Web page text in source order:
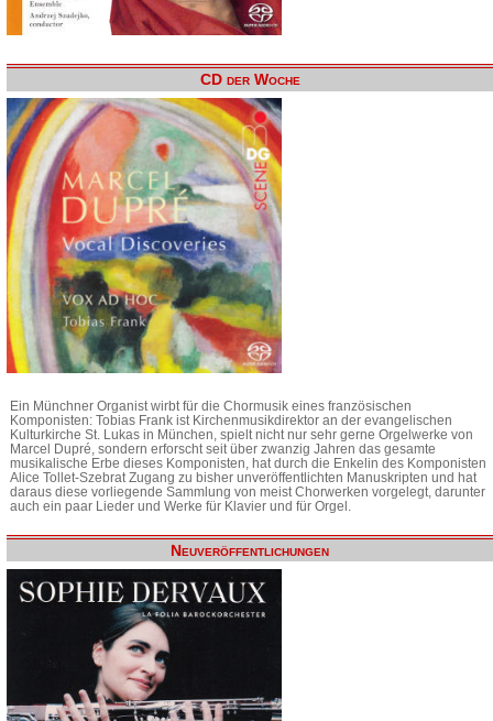
CD der Woche
Ein Münchner Organist wirbt für die Chormusik eines französischen
Komponisten: Tobias Frank ist Kirchenmusikdirektor an der evangelischen
Kulturkirche St. Lukas in München, spielt nicht nur sehr gerne Orgelwerke von
Marcel Dupré, sondern erforscht seit über zwanzig Jahren das gesamte
musikalische Erbe dieses Komponisten, hat durch die Enkelin des Komponisten
Alice Tollet-Szebrat Zugang zu bisher unveröffentlichten Manuskripten und hat
daraus diese vorliegende Sammlung von meist Chorwerken vorgelegt, darunter
auch ein paar Lieder und Werke für Klavier und für Orgel.
Neuveröffentlichungen